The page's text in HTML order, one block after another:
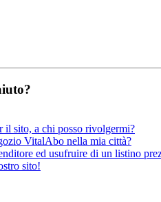
il sito, a chi posso rivolgermi?
VitalAbo nella mia città?
ed usufruire di un listino
sito!